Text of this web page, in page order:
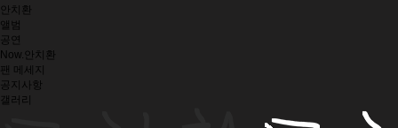
안치환
앨범
공연
Now.안치환
팬 메세지
공지사항
갤러리